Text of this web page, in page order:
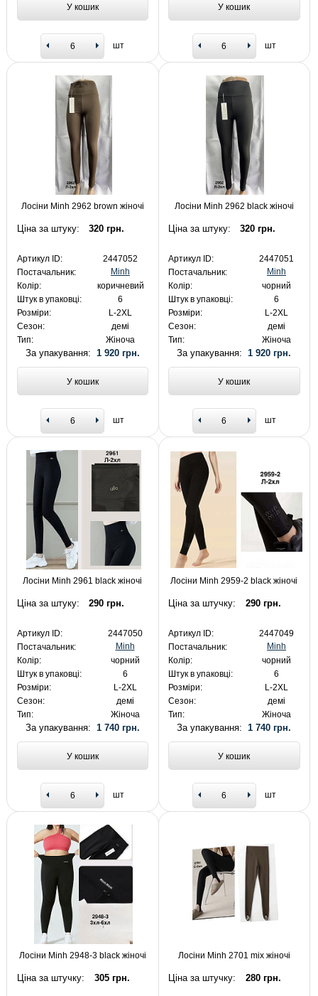
У кошик
шт
У кошик
шт
Лосіни Minh 2962 brown жіночі
Ціна за штуку: 320 грн.
Артикул ID:
2447052
Постачальник:
Minh
Колір:
коричневий
Штук в упаковці:
6
Розміри:
L-2XL
Сезон:
демі
Тип:
Жіноча
За упакування: 1 920 грн.
У кошик
шт
Лосіни Minh 2962 black жіночі
Ціна за штуку: 320 грн.
Артикул ID:
2447051
Постачальник:
Minh
Колір:
чорний
Штук в упаковці:
6
Розміри:
L-2XL
Сезон:
демі
Тип:
Жіноча
За упакування:1 920 грн.
У кошик
шт
Лосіни Minh 2961 black жіночі
Ціна за штуку: 290 грн.
Артикул ID:
2447050
Постачальник:
Minh
Колір:
чорний
Штук в упаковці:
6
Розміри:
L-2XL
Сезон:
демі
Тип:
Жіноча
За упакування: 1 740 грн.
У кошик
шт
Лосіни Minh 2959-2 black жіночі
Ціна за штучку: 290 грн.
Артикул ID:
2447049
Постачальник:
Minh
Колір:
чорний
Штук в упаковці:
6
Розміри:
L-2XL
Сезон:
демі
Тип:
Жіноча
За упакування:1 740 грн.
У кошик
шт
Лосіни Minh 2948-3 black жіночі
Ціна за штучку: 305 грн.
Лосіни Minh 2701 mix жіночі
Ціна за штучку: 280 грн.